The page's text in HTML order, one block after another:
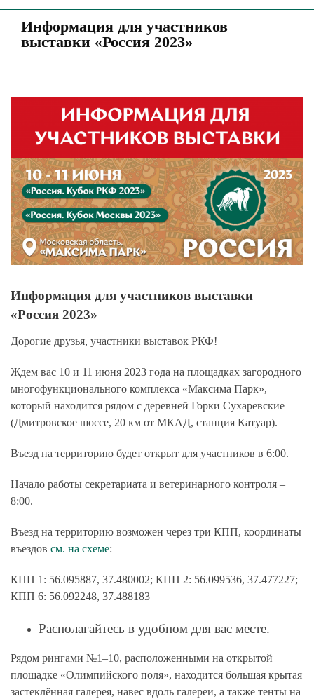
Информация для участников
выставки «Россия 2023»
Image
Информация для участников выставки
«Россия 2023»
Дорогие друзья, участники выставок РКФ!
Ждем вас 10 и 11 июня 2023 года на площадках загородного
многофункционального комплекса «Максима Парк»,
который находится рядом с деревней Горки Сухаревские
(Дмитровское шоссе, 20 км от МКАД, станция Катуар).
Въезд на территорию будет открыт для участников в 6:00.
Начало работы секретариата и ветеринарного контроля –
8:00.
Въезд на территорию возможен через три КПП, координаты
въездов см. на схеме:
КПП 1: 56.095887, 37.480002; КПП 2: 56.099536, 37.477227;
КПП 6: 56.092248, 37.488183
Располагайтесь в удобном для вас месте.
Рядом рингами №1–10, расположенными на открытой
площадке «Олимпийского поля», находится большая крытая
застеклённая галерея, навес вдоль галереи, а также тенты на